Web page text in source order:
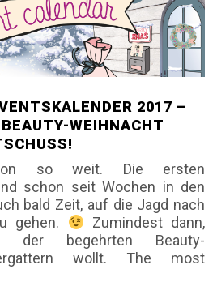
2017 –
WEIHNACHT
so weit. Die ersten
schon seit Wochen in den
bald Zeit, auf die Jagd nach
gehen.
Zumindest dann,
begehrten Beauty-
wollt. The most